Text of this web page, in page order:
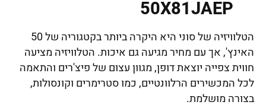
50X81JAEP
הטלוויזיה של סוני היא היקרה ביותר בקטגוריה של 50
האינץ', אך עם מחיר מגיעה גם איכות. הטלוויזיה מציעה
חווית צפייה יוצאת דופן, מגוון עצום של פיצ'רים והתאמה
לכל המכשירים הרלוונטיים, כמו סטרימרים וקונסולות,
בצורה מושלמת.